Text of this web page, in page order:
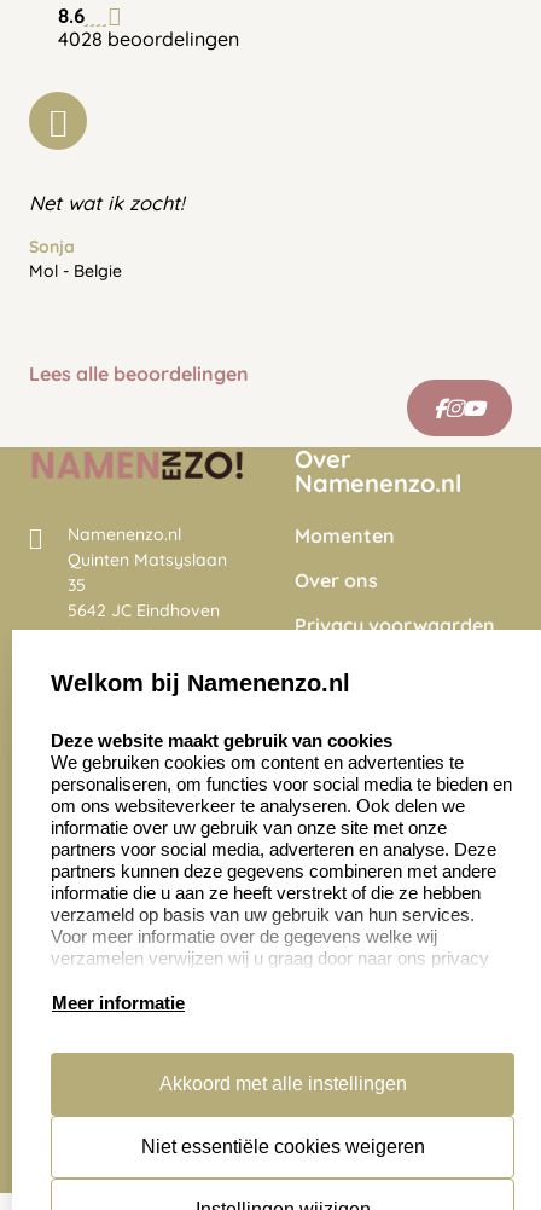
8.6
4028 beoordelingen
Net wat ik zocht!
Sonja
Mol - Belgie
Lees alle beoordelingen
Namenenzo.nl
Quinten Matsyslaan
35
5642 JC Eindhoven
Nederland
4028 beoordelingen
Over
Namenenzo.nl
Momenten
Over ons
Privacy voorwaarden
Onze vacatures
Zakelijk:
Aanvraag op maat
Cadeaubonnen
Klantenservice:
Contact opnemen
Veelgestelde vragen
Retourneren
handleidingen
algemene voorwaarden
disclaimer
Welkom bij Namenenzo.nl
Deze website maakt gebruik van cookies
We gebruiken cookies om content en advertenties te
personaliseren, om functies voor social media te bieden en
om ons websiteverkeer te analyseren. Ook delen we
informatie over uw gebruik van onze site met onze
partners voor social media, adverteren en analyse. Deze
partners kunnen deze gegevens combineren met andere
informatie die u aan ze heeft verstrekt of die ze hebben
verzameld op basis van uw gebruik van hun services.
Voor meer informatie over de gegevens welke wij
verzamelen verwijzen wij u graag door naar ons privacy
Meer informatie
Akkoord met alle instellingen
Niet essentiële cookies weigeren